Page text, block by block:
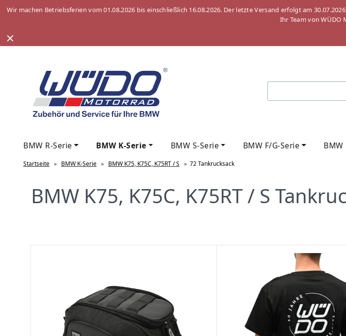
Wir machen Betriebsferien vom 01.08.2026 bis einschließlich 16.08.2026. Der letzte Versand erfolgt am
Ihr Team von WÜDO
BMW R-Serie BMW K-Serie BMW S-Serie BMW F/G-Serie BMW
Startseite » BMW K-Serie » BMW K75, K75C, K75RT / S » 72 Tankrucksack
BMW K75, K75C, K75RT / S